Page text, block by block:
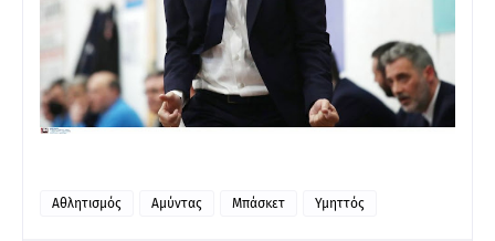
Αθλητισμός Αμύντας Μπάσκετ Υμηττός